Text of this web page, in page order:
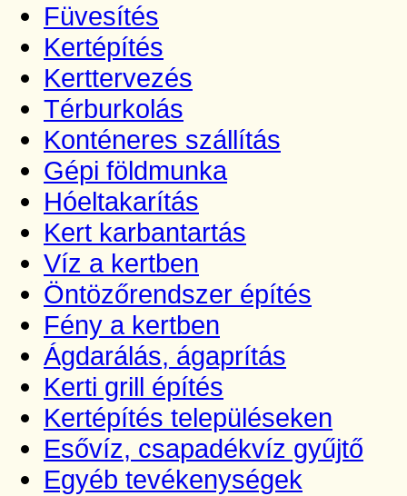
Füvesítés
Kertépítés
Kerttervezés
Térburkolás
Konténeres szállítás
Gépi földmunka
Hóeltakarítás
Kert karbantartás
Víz a kertben
Öntözőrendszer építés
Fény a kertben
Ágdarálás, ágaprítás
Kerti grill építés
Kertépítés településeken
Esővíz, csapadékvíz gyűjtő
Egyéb tevékenységek